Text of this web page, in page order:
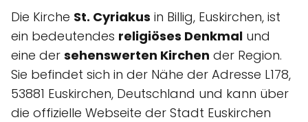
Die Kirche St. Cyriakus in Billig, Euskirchen, ist
ein bedeutendes religiöses Denkmal und
eine der sehenswerten Kirchen der Region.
Sie befindet sich in der Nähe der Adresse L178,
53881 Euskirchen, Deutschland und kann über
die offizielle Webseite der Stadt Euskirchen